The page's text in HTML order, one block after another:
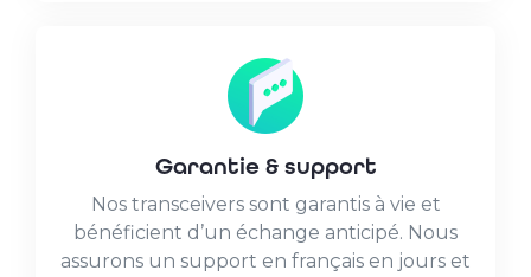
Garantie & support
Nos transceivers sont garantis à vie et
bénéficient d’un échange anticipé. Nous
assurons un support en français en jours et